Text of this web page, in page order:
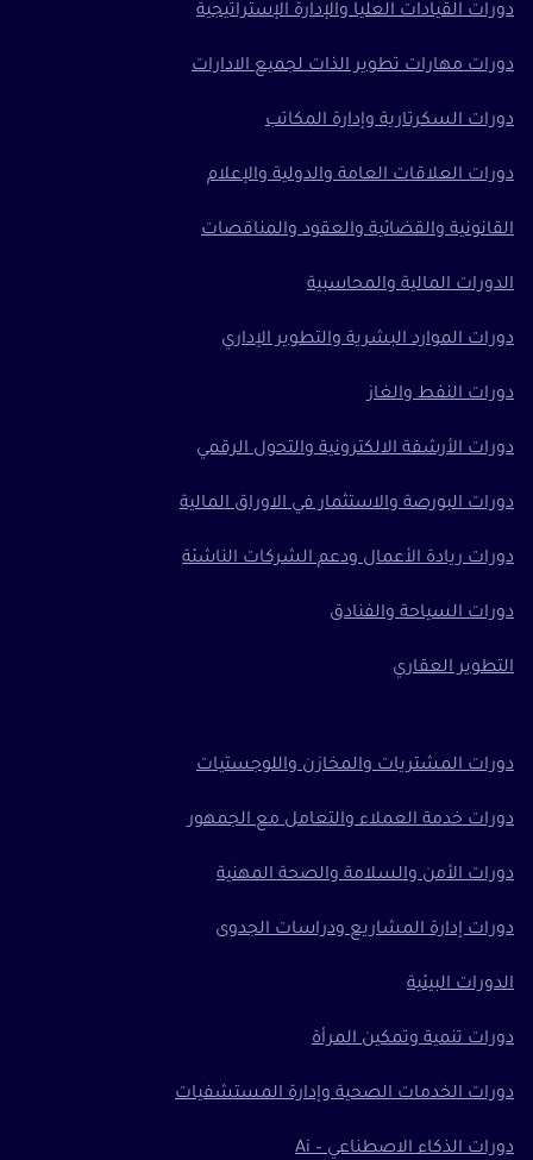
دورات القيادات العليا والإدارة الإستراتيجية
دورات مهارات تطوير الذات لجميع الادارات
دورات السكرتارية وإدارة المكاتب
دورات العلاقات العامة والدولية والإعلام
القانونية والقضائية والعقود والمناقصات
الدورات المالية والمحاسبية
دورات الموارد البشرية والتطوير الإداري
دورات النفط والغاز
دورات الأرشفة الالكترونية والتحول الرقمي
دورات البورصة والاستثمار في الاوراق المالية
دورات ريادة الأعمال ودعم الشركات الناشئة
دورات السياحة والفنادق
التطوير العقاري
دورات المشتريات والمخازن واللوجستيات
دورات خدمة العملاء والتعامل مع الجمهور
دورات الأمن والسلامة والصحة المهنية
دورات إدارة المشاريع ودراسات الجدوى
الدورات البيئية
دورات تنمية وتمكين المرأة
دورات الخدمات الصحية وإدارة المستشفيات
دورات الذكاء الاصطناعي – Ai